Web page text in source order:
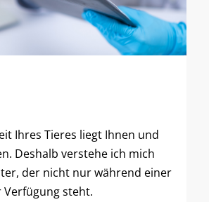
Ihres Tieres liegt Ihnen und
Deshalb verstehe ich mich
der nicht nur während einer
Verfügung steht.